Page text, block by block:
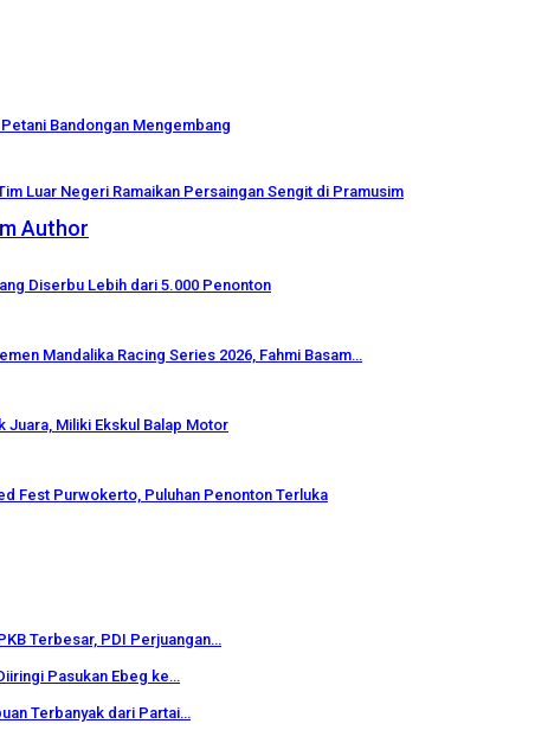
Bandongan Mengembang
Luar Negeri Ramaikan Persaingan Sengit di Pramusim
Author
Diserbu Lebih dari 5.000 Penonton
Mandalika Racing Series 2026, Fahmi Basam…
Juara, Miliki Ekskul Balap Motor
Fest Purwokerto, Puluhan Penonton Terluka
Terbesar, PDI Perjuangan…
Pasukan Ebeg ke…
Terbanyak dari Partai…